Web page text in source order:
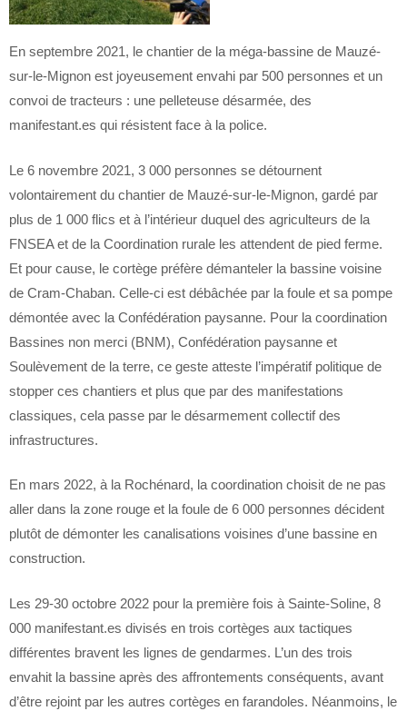
En septembre 2021, le chantier de la méga-bassine de Mauzé-
sur-le-Mignon est joyeusement envahi par 500 personnes et un
convoi de tracteurs : une pelleteuse désarmée, des
manifestant.es qui résistent face à la police.
Le 6 novembre 2021, 3 000 personnes se détournent
volontairement du chantier de Mauzé-sur-le-Mignon, gardé par
plus de 1 000 flics et à l’intérieur duquel des agriculteurs de la
FNSEA et de la Coordination rurale les attendent de pied ferme.
Et pour cause, le cortège préfère démanteler la bassine voisine
de Cram-Chaban. Celle-ci est débâchée par la foule et sa pompe
démontée avec la Confédération paysanne. Pour la coordination
Bassines non merci (BNM), Confédération paysanne et
Soulèvement de la terre, ce geste atteste l’impératif politique de
stopper ces chantiers et plus que par des manifestations
classiques, cela passe par le désarmement collectif des
infrastructures.
En mars 2022, à la Rochénard, la coordination choisit de ne pas
aller dans la zone rouge et la foule de 6 000 personnes décident
plutôt de démonter les canalisations voisines d’une bassine en
construction.
Les 29-30 octobre 2022 pour la première fois à Sainte-Soline, 8
000 manifestant.es divisés en trois cortèges aux tactiques
différentes bravent les lignes de gendarmes. L’un des trois
envahit la bassine après des affrontements conséquents, avant
d’être rejoint par les autres cortèges en farandoles. Néanmoins, le